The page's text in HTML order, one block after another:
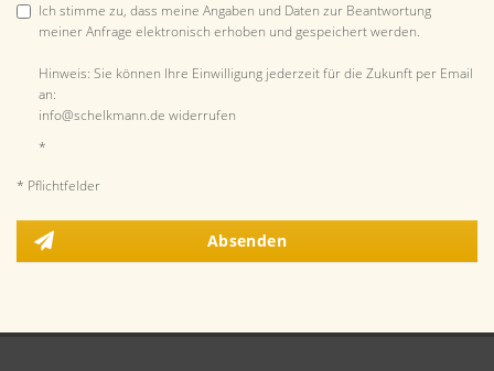
Ich stimme zu, dass meine Angaben und Daten zur Beantwortung
meiner Anfrage elektronisch erhoben und gespeichert werden.
Hinweis: Sie können Ihre Einwilligung jederzeit für die Zukunft per Email
an:
info@schelkmann.de widerrufen
*
* Pflichtfelder
Absenden